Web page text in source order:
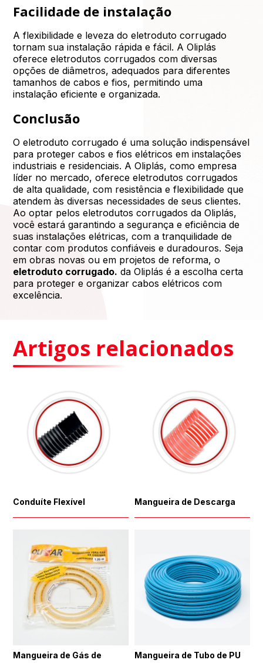
Facilidade de instalação
A flexibilidade e leveza do eletroduto corrugado
tornam sua instalação rápida e fácil. A Oliplás
oferece eletrodutos corrugados com diversas
opções de diâmetros, adequados para diferentes
tamanhos de cabos e fios, permitindo uma
instalação eficiente e organizada.
Conclusão
O eletroduto corrugado é uma solução indispensável
para proteger cabos e fios elétricos em instalações
industriais e residenciais. A Oliplás, como empresa
líder no mercado, oferece eletrodutos corrugados
de alta qualidade, com resistência e flexibilidade que
atendem às diversas necessidades de seus clientes.
Ao optar pelos eletrodutos corrugados da Oliplás,
você estará garantindo a segurança e eficiência de
suas instalações elétricas, com a tranquilidade de
contar com produtos confiáveis e duradouros. Seja
em obras novas ou em projetos de reforma, o
eletroduto corrugado. da Oliplás é a escolha certa
para proteger e organizar cabos elétricos com
excelência.
Artigos relacionados
Conduíte Flexível Mangueira de Descarga
Mangueira de Gás de
Mangueira de Tubo de PU